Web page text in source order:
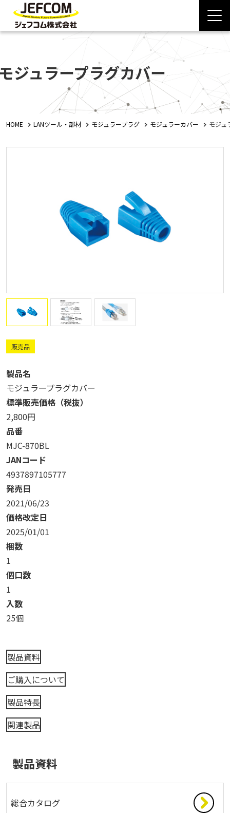
ジュラープラグカバー
HOME LANツール・部材 モジュラープラグ モジュラーカバー モジュ
販売品
製品名
モジュラープラグカバー
標準販売価格（税抜）
2,800円
品番
MJC-870BL
JANコード
4937897105777
発売日
2021/06/23
価格改定日
2025/01/01
梱数
1
個口数
1
入数
25個
製品資料
ご購入について
製品特長
関連製品
製品資料
総合カタログ